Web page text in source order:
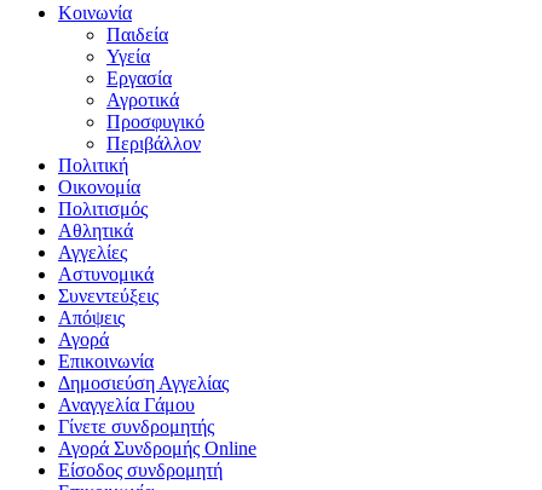
Κοινωνία
Παιδεία
Υγεία
Εργασία
Αγροτικά
Προσφυγικό
Περιβάλλον
Πολιτική
Οικονομία
Πολιτισμός
Αθλητικά
Αγγελίες
Αστυνομικά
Συνεντεύξεις
Απόψεις
Αγορά
Επικοινωνία
Δημοσιεύση Αγγελίας
Αναγγελία Γάμου
Γίνετε συνδρομητής
Αγορά Συνδρομής Online
Είσοδος συνδρομητή